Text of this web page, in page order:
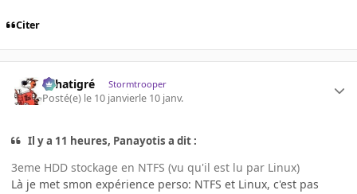
Citer
r.chatigré Stormtrooper
Posté(e) le 10 janvierle 10 janv.
Il y a 11 heures, Panayotis a dit :
3eme HDD stockage en NTFS (vu qu'il est lu par Linux)
Là je met smon expérience perso: NTFS et Linux, c'est pas